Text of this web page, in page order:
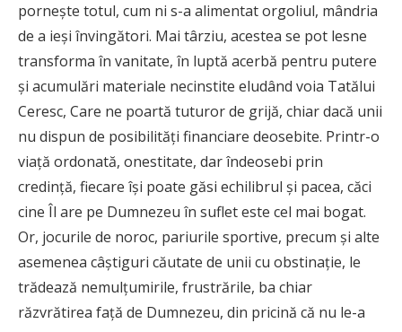
pornește totul, cum ni s-a alimentat orgoliul, mândria
de a ieși învingători. Mai târziu, acestea se pot lesne
transforma în vanitate, în luptă acerbă pentru putere
și acumulări materiale necinstite eludând voia Tatălui
Ceresc, Care ne poartă tuturor de grijă, chiar dacă unii
nu dispun de posibilități financiare deosebite. Printr-o
viață ordonată, onestitate, dar îndeosebi prin
credință, fiecare își poate găsi echilibrul și pacea, căci
cine Îl are pe Dumnezeu în suflet este cel mai bogat.
Or, jocurile de noroc, pariurile sportive, precum și alte
asemenea câștiguri căutate de unii cu obstinație, le
trădează nemulțumirile, frustrările, ba chiar
răzvrătirea față de Dumnezeu, din pricină că nu le-a